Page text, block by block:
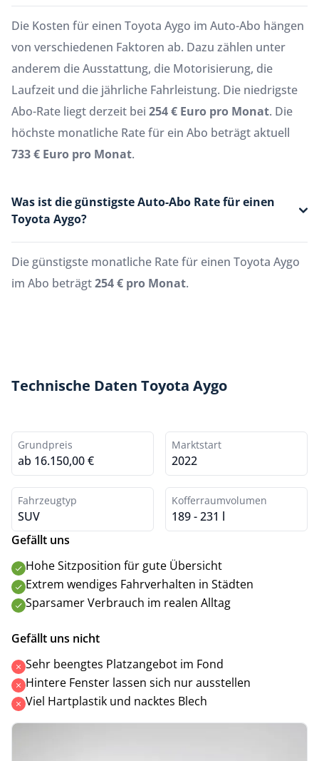
Die Kosten für einen Toyota Aygo im Auto-Abo hängen
von verschiedenen Faktoren ab. Dazu zählen unter
anderem die Ausstattung, die Motorisierung, die
Laufzeit und die jährliche Fahrleistung. Die niedrigste
Abo-Rate liegt derzeit bei 254 € Euro pro Monat. Die
höchste monatliche Rate für ein Abo beträgt aktuell
733 € Euro pro Monat.
Was ist die günstigste Auto-Abo Rate für einen
Toyota Aygo?
Die günstigste monatliche Rate für einen Toyota Aygo
im Abo beträgt254 € pro Monat.
Technische Daten Toyota Aygo
Grundpreis
ab 16.150,00 €
Marktstart
2022
Fahrzeugtyp
SUV
Kofferraumvolumen
189 - 231 l
Gefällt uns
Hohe Sitzposition für gute Übersicht
Extrem wendiges Fahrverhalten in Städten
Sparsamer Verbrauch im realen Alltag
Gefällt uns nicht
Sehr beengtes Platzangebot im Fond
Hintere Fenster lassen sich nur ausstellen
Viel Hartplastik und nacktes Blech